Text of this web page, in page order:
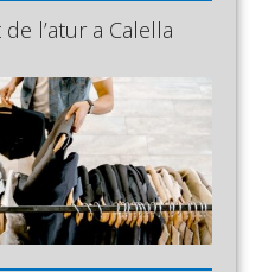
l’atur a Calella